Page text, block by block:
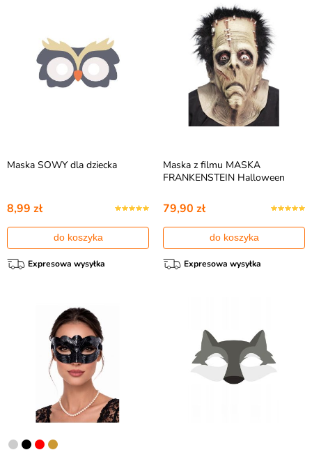
Maska SOWY dla dziecka
8,99 zł
do koszyka
Expresowa wysyłka
Maska z filmu MASKA
FRANKENSTEIN Halloween
79,90 zł
do koszyka
Expresowa wysyłka